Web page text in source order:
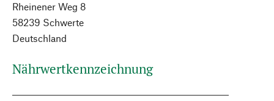
Rheinener Weg 8
58239 Schwerte
Deutschland
Nährwertkennzeichnung